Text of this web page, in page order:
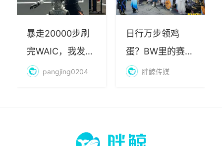
暴走20000步刷
完WAIC，我发现
AI最赚钱的不是
pangjing0204
日行万步领鸡
蛋？BW里的赛博
朝圣，藏着品牌
胖鲸传媒